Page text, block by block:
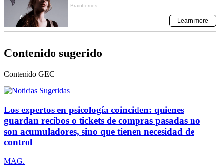
Contenido sugerido
Contenido GEC
Los expertos en psicología coinciden: quienes
guardan recibos o tickets de compras pasadas no
son acumuladores, sino que tienen necesidad de
control
MAG.